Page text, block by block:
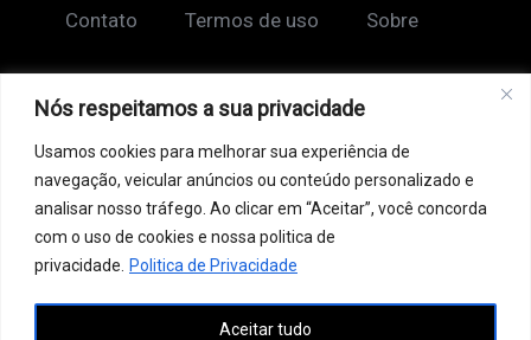
Nós respeitamos a sua privacidade
Usamos cookies para melhorar sua experiência de
navegação, veicular anúncios ou conteúdo personalizado e
analisar nosso tráfego. Ao clicar em “Aceitar”, você concorda
com o uso de cookies e nossa politica de
privacidade. Politica de Privacidade
Aceitar tudo
Contato
Termos de uso Sobre
Ao acessar este site, você concorda com nossos
Termos de Uso e Política de Privacidade. Este site
pode conter links patrocinados, incluindo do Google
AdSense, e links de afiliados. Podemos receber uma
comissão por vendas feitas através desses links. o
conteúdo aqui presente, incluindo textos, é protegido